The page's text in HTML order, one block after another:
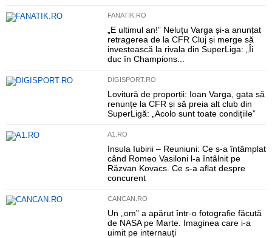
FANATIK.RO
„E ultimul an!” Neluțu Varga și-a anunțat
retragerea de la CFR Cluj și merge să
investească la rivala din SuperLiga: „Îi
duc în Champions...
DIGISPORT.RO
Lovitură de proporții: Ioan Varga, gata să
renunțe la CFR și să preia alt club din
SuperLigă: „Acolo sunt toate condițiile”
A1.RO
Insula Iubirii – Reuniuni: Ce s-a întâmplat
când Romeo Vasiloni l-a întâlnit pe
Răzvan Kovacs. Ce s-a aflat despre
concurent
CANCAN.RO
Un „om” a apărut într-o fotografie făcută
de NASA pe Marte. Imaginea care i-a
uimit pe internauți